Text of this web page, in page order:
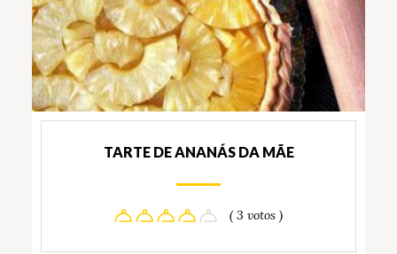
TARTE DE ANANÁS DA MÃE
( 3 votos )